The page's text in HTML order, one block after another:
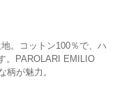
。コットン100％で、ハ
。PAROLARI EMILIO
柄が魅力。